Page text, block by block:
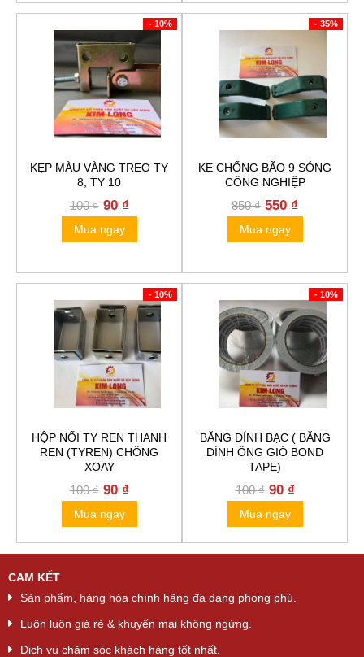
- 10%
KẸP MÀU VÀNG TREO TY
8, TY 10
100₫ Original
price
was:
90 ₫Current
price
Mua ngay
- 35%
KE CHỐNG BÃO 9 SÓNG
CÔNG NGHIỆP
850₫ Original
price
was:
550 ₫
price
Mua ngay
- 10%
HỘP NỐI TY REN THANH
REN (TYREN) CHỐNG
XOAY
100₫ Original
price
was:
90 ₫Current
price
Mua ngay
- 10%
BĂNG DÍNH BẠC ( BĂNG
DÍNH ỐNG GIÓ BOND
TAPE)
100₫ Original
price
was:
90 ₫Current
price
Mua ngay
CAM KẾT
Sản phẩm, hàng hóa chính hãng đa dạng phong phú.
Luôn luôn giá rẻ & khuyến mại không ngừng.
Dịch vụ chăm sóc khách hàng tốt nhất.